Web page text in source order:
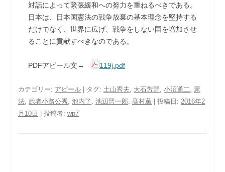
対話によって緊張緩和への努力を重ねるべきである。
日本は、日本国憲法の戦争放棄の基本理念を堅持する
だけでなく、世界に広げ、戦争をしない国を増加させ
ることに貢献すべきなのである。
PDFアピール文→ 119j.pdf
カテゴリー: アピール | タグ: 土山秀夫 大石芳野 小沼通二
憲
法 武者小路公秀 池内了 池辺晋一郎 髙村薫 | 投稿日: 2016年2
月10日
投稿者: wp7